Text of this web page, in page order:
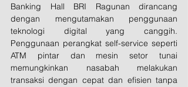
Banking Hall BRI Ragunan dirancang
dengan mengutamakan penggunaan
teknologi digital yang canggih.
Penggunaan perangkat self-service seperti
ATM pintar dan mesin setor tunai
memungkinkan nasabah melakukan
transaksi dengan cepat dan efisien tanpa